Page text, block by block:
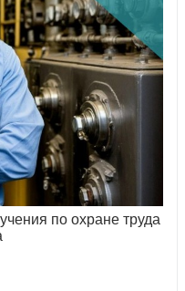
по охране труда